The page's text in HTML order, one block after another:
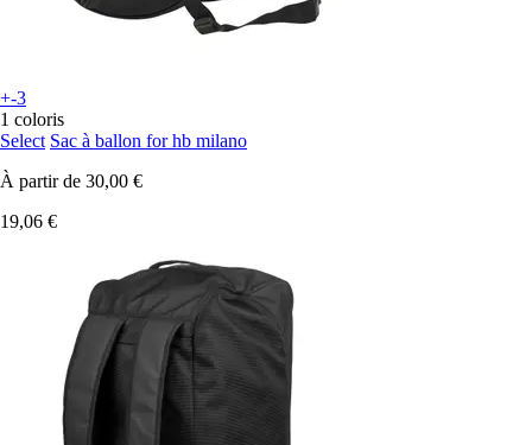
+-3
1 coloris
Select Sac à ballon for hb milano
À partir de 30,00 €
19,06 €